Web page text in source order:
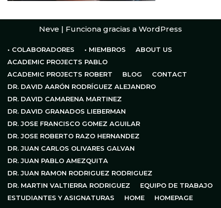
Neve | Funciona gracias a WordPress
• COLABORADORES • MIEMBROS
ABOUT US
ACADEMIC PROJECTS PABLO
ACADEMIC PROJECTS ROBERT
BLOG
CONTACT
DR. DAVID AARÓN RODRÍGUEZ ALEJANDRO
DR. DAVID CAMARENA MARTINEZ
DR. DAVID GRANADOS LIEBERMAN
DR. JOSE FRANCISCO GOMEZ AGUILAR
DR. JOSE ROBERTO RAZO HERNANDEZ
DR. JUAN CARLOS OLIVARES GALVAN
DR. JUAN PABLO AMEZQUITA
DR. JUAN RAMON RODRIGUEZ RODRIGUEZ
DR. MARTIN VALTIERRA RODRIGUEZ
EQUIPO DE TRABAJO
ESTUDIANTES Y ASIGNATURAS
HOME
HOMEPAGE